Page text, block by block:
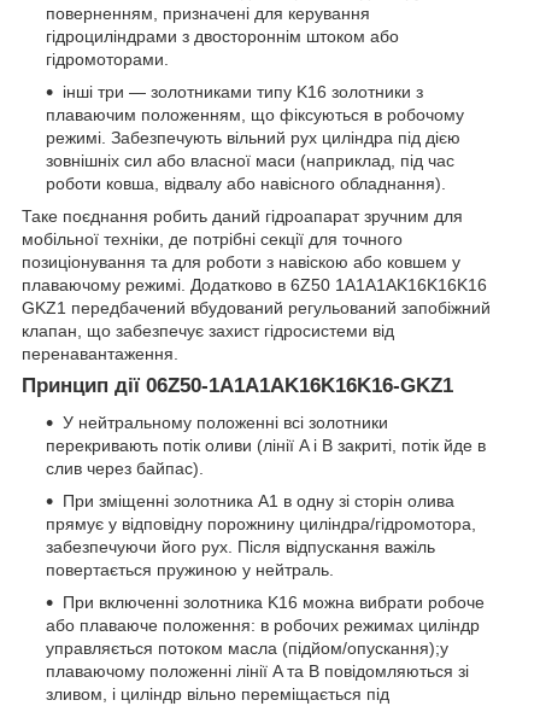
поверненням, призначені для керування
гідроциліндрами з двостороннім штоком або
гідромоторами.
інші три — золотниками типу K16 золотники з
плаваючим положенням, що фіксуються в робочому
режимі. Забезпечують вільний рух циліндра під дією
зовнішніх сил або власної маси (наприклад, під час
роботи ковша, відвалу або навісного обладнання).
Таке поєднання робить даний гідроапарат зручним для
мобільної техніки, де потрібні секції для точного
позиціонування та для роботи з навіскою або ковшем у
плаваючому режимі. Додатково в 6Z50 1A1A1AK16K16K16
GKZ1 передбачений вбудований регульований запобіжний
клапан, що забезпечує захист гідросистеми від
перенавантаження.
Принцип дії 06Z50-1A1A1AK16K16K16-GKZ1
У нейтральному положенні всі золотники
перекривають потік оливи (лінії A і B закриті, потік йде в
слив через байпас).
При зміщенні золотника A1 в одну зі сторін олива
прямує у відповідну порожнину циліндра/гідромотора,
забезпечуючи його рух. Після відпускання важіль
повертається пружиною у нейтраль.
При включенні золотника K16 можна вибрати робоче
або плаваюче положення: в робочих режимах циліндр
управляється потоком масла (підйом/опускання);у
плаваючому положенні лінії A та B повідомляються зі
зливом, і циліндр вільно переміщається під